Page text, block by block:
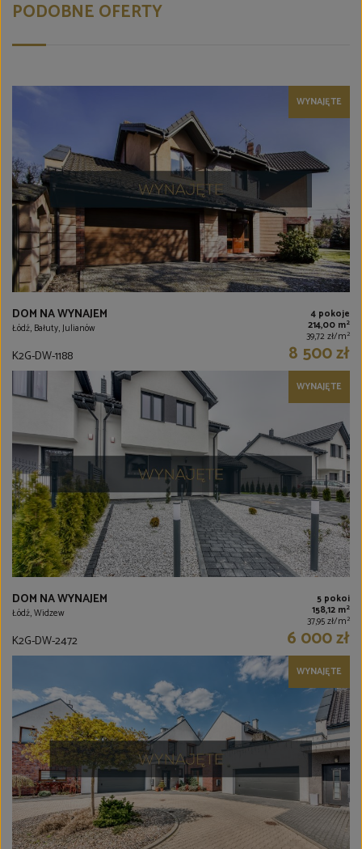
PODOBNE OFERTY
WYNAJĘTE
DOM NA WYNAJEM
Łódź, Bałuty, Julianów
4 pokoje
214,00 m2
39,72 zł/m2
K2G-DW-1188 8 500 zł
WYNAJĘTE
DOM NA WYNAJEM
Łódź, Widzew
5 pokoi
158,12 m2
37,95 zł/m2
K2G-DW-2472 6 000 zł
WYNAJĘTE